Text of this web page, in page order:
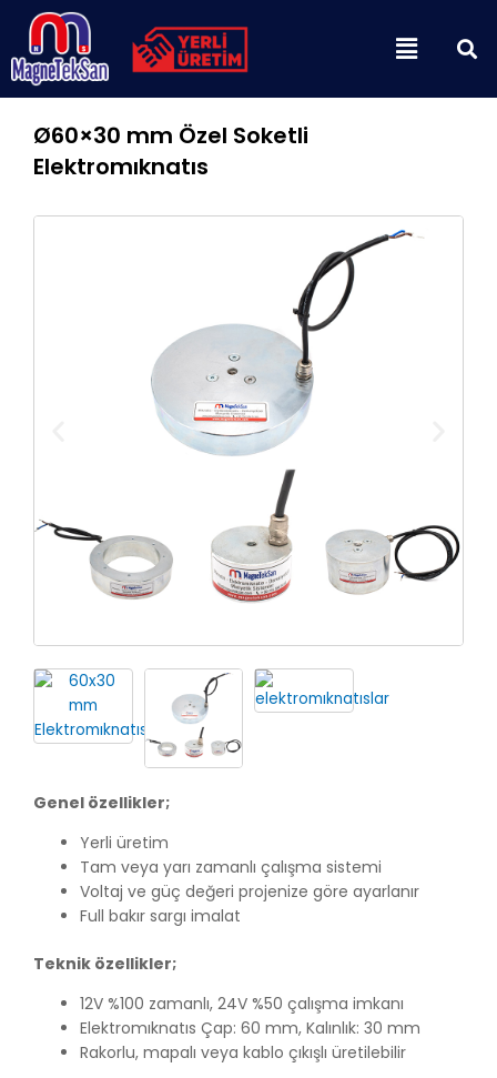
İçeriğe
Menu
Ø60×30 mm Özel Soketli
Elektromıknatıs
Genel özellikler;
Yerli üretim
Tam veya yarı zamanlı çalışma sistemi
Voltaj ve güç değeri projenize göre ayarlanır
Full bakır sargı imalat
Teknik özellikler;
12V %100 zamanlı, 24V %50 çalışma imkanı
Elektromıknatıs Çap: 60 mm, Kalınlık: 30 mm
Rakorlu, mapalı veya kablo çıkışlı üretilebilir